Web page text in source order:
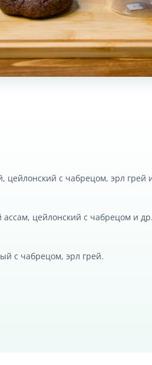
с чабрецом, эрл грей
цейлонский с чабрецом и др.
с чабрецом, эрл грей.